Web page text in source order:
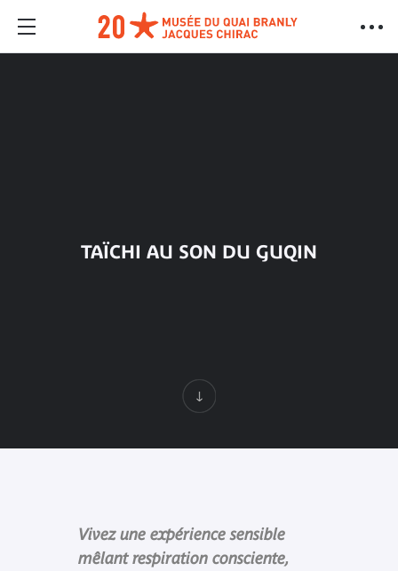
TAÏCHI AU SON DU GUQIN
Vivez une expérience sensible
mêlant respiration consciente,